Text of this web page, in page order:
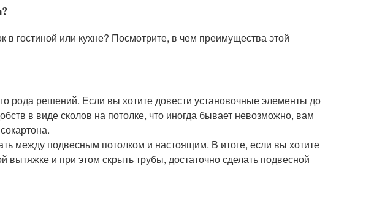
в гостиной или кухне? Посмотрите, в чем преимущества этой
рода решений. Если вы хотите довести установочные элементы до
в виде сколов на потолке, что иногда бывает невозможно, вам
между подвесным потолком и настоящим. В итоге, если вы хотите
вытяжке и при этом скрыть трубы, достаточно сделать подвесной